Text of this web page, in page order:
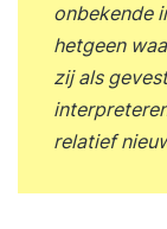
onbekende
hetgeen
zij als
relatief